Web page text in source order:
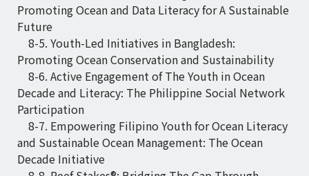
Promoting Ocean and Data Literacy for A Sustainable
Future
8-5. Youth-Led Initiatives in Bangladesh:
Promoting Ocean Conservation and Sustainability
8-6. Active Engagement of The Youth in Ocean
Decade and Literacy: The Philippine Social Network
Participation
8-7. Empowering Filipino Youth for Ocean Literacy
and Sustainable Ocean Management: The Ocean
Decade Initiative